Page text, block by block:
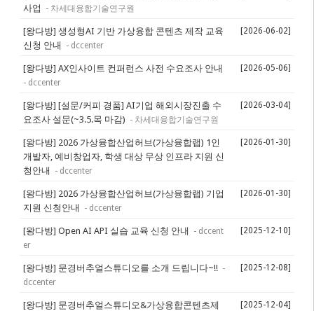
사업
- 차세대융합기술연구원
[왕다방] 생성형AI 기반 가상융합 콘텐츠 제작 교육
신청 안내
- dccenter
[2026-06-02]
[왕다방] AX인사이트 컨퍼런스 사전 수요조사 안내
- dccenter
[2026-05-06]
[왕다방] [설문/커피 경품] AI기업 해외시장진출 수
요조사 설문(~3.5.목 마감) - 차세대융합기술연구원
[2026-03-04]
[왕다방] 2026 가상융합산업허브(가상융합랩) 1인
개발자, 예비창업자, 학생 대상 무상 인프라 지원 신
청안내
- dccenter
[2026-01-30]
[왕다방] 2026 가상융합산업허브(가상융합랩) 기업
지원 신청안내
- dccenter
[2026-01-30]
[왕다방] Open AI API 실습 교육 신청 안내
- dccent
er
[2025-12-10]
[왕다방] 문경버추얼스튜디오를 소개 드립니다~!! -
dccenter
[2025-12-08]
[왕다방] 문경버추얼스튜디오&가상융합콘텐츠제
[2025-12-04]